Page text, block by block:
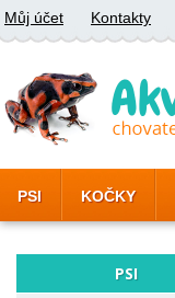
Můj účet Kontakty
PSI KOČKY
PSI